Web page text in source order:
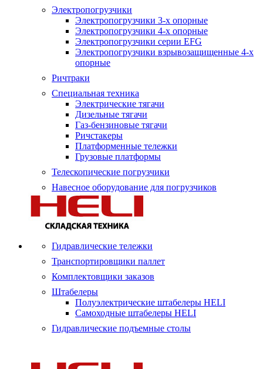
Электропогрузчики
Электропогрузчики 3-х опорные
Электропогрузчики 4-х опорные
Электропогрузчики серии EFG
Электропогрузчики взрывозащищенные 4-х
опорные
Ричтраки
Специальная техника
Электрические тягачи
Дизельные тягачи
Газ-бензиновые тягачи
Ричстакеры
Платформенные тележки
Грузовые платформы
Телескопические погрузчики
Навесное оборудование для погрузчиков
Гидравлические тележки
Транспортировщики паллет
Комплектовщики заказов
Штабелеры
Полуэлектрические штабелеры HELI
Самоходные штабелеры HELI
Гидравлические подъемные столы